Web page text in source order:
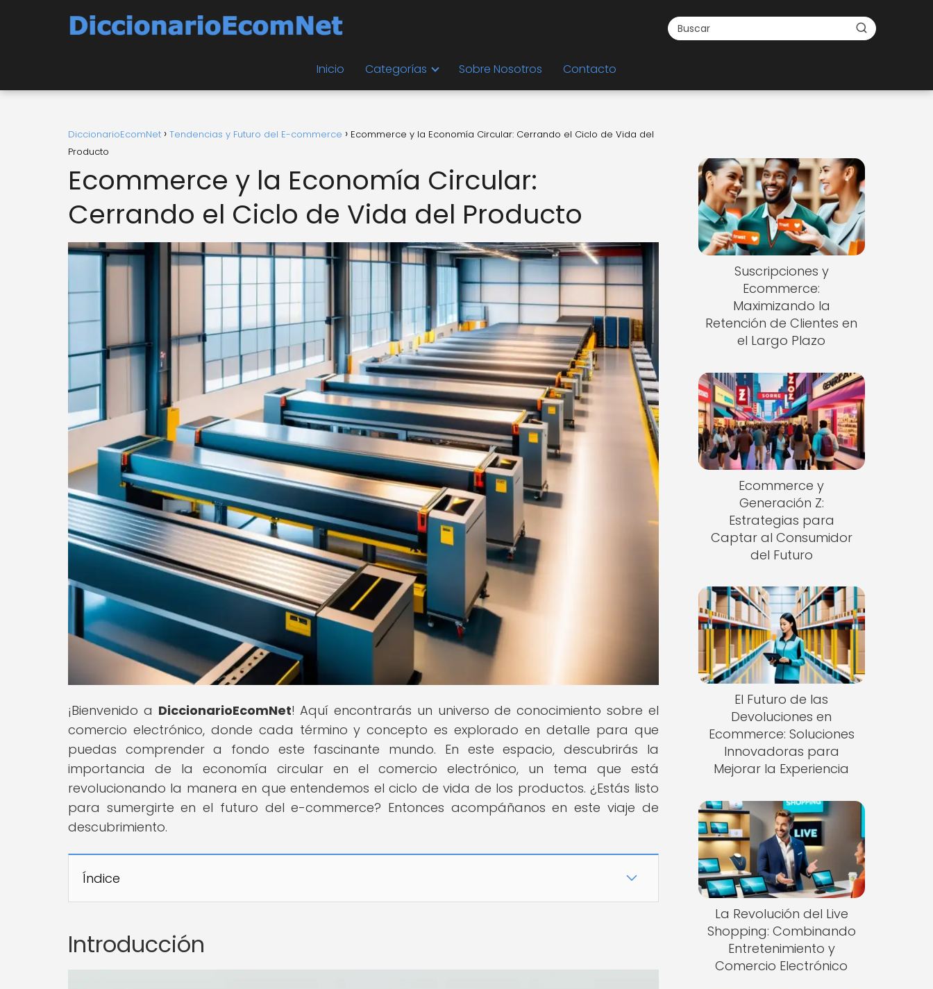
Inicio Categorías Sobre Nosotros Contacto
DiccionarioEcomNet Tendencias y Futuro del E-commerce
Ecommerce y la Economía Circular: Cerrando el Ciclo de Vida del
Producto
Ecommerce y la Economía Circular:
Cerrando el Ciclo de Vida del Producto
¡Bienvenido a DiccionarioEcomNet! Aquí encontrarás un universo de conocimiento sobre el
comercio electrónico, donde cada término y concepto es explorado en detalle para que
puedas comprender a fondo este fascinante mundo. En este espacio, descubrirás la
importancia de la economía circular en el comercio electrónico, un tema que está
revolucionando la manera en que entendemos el ciclo de vida de los productos. ¿Estás listo
para sumergirte en el futuro del e-commerce? Entonces acompáñanos en este viaje de
descubrimiento.
Índice
Introducción
Suscripciones y
Ecommerce:
Maximizando la
Retención de Clientes en
el Largo Plazo
Ecommerce y
Generación Z:
Estrategias para
Captar al Consumidor
del Futuro
El Futuro de las
Devoluciones en
Ecommerce: Soluciones
Innovadoras para
Mejorar la Experiencia
La Revolución del Live
Shopping: Combinando
Entretenimiento y
Comercio Electrónico